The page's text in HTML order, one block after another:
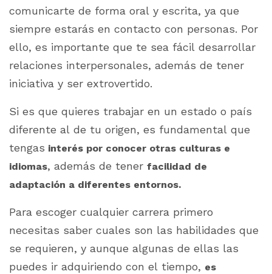
comunicarte de forma oral y escrita, ya que
siempre estarás en contacto con personas. Por
ello, es importante que te sea fácil desarrollar
relaciones interpersonales, además de tener
iniciativa y ser extrovertido.
Si es que quieres trabajar en un estado o país
diferente al de tu origen, es fundamental que
tengas interés por conocer otras culturas e
idiomas, además de tener facilidad de
adaptación a diferentes entornos.
Para escoger cualquier carrera primero
necesitas saber cuales son las habilidades que
se requieren, y aunque algunas de ellas las
puedes ir adquiriendo con el tiempo, es